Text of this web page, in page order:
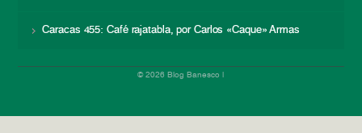
Caracas 455: Café rajatabla, por Carlos «Caque» Armas
© 2026 Blog Banesco |